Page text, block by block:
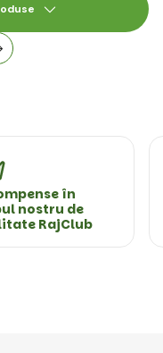
în
nostru de
RajClub